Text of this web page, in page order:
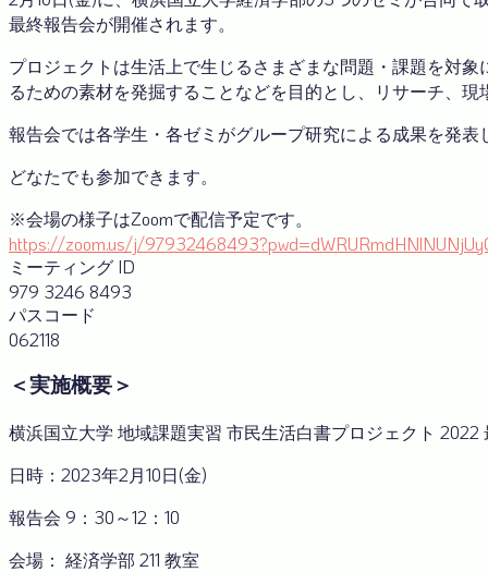
最終報告会が開催されます。
プロジェクトは生活上で生じるさまざまな問題・課題を対
るための素材を発掘することなどを目的とし、リサーチ、
報告会では各学生・各ゼミがグループ研究による成果を発表
どなたでも参加できます。
※会場の様子はZoomで配信予定です。
https://zoom.us/j/
ミーティング ID
979 3246 8493
パスコード
062118
＜実施概要＞
横浜国立大学 地域課題実習 市民生活白書プロジェクト 2022
日時：2023年2月10日(金)
報告会 9：30～12：10
会場： 経済学部 211 教室